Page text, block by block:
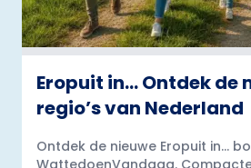
Eropuit in… Ontdek de
regio’s van Nederland
Ontdek de nieuwe Eropuit in...
WattedoenVandaag.